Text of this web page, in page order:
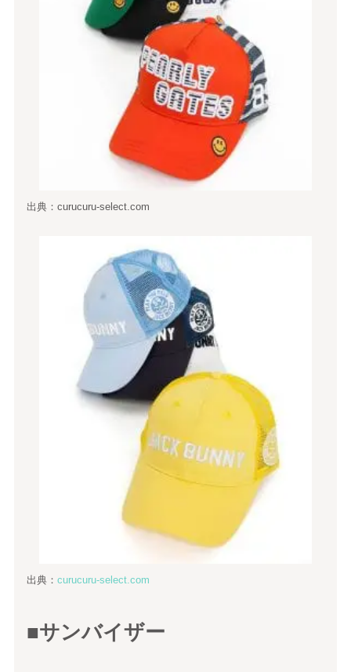
出典：curucuru-select.com
出典：curucuru-select.com
■サンバイザー